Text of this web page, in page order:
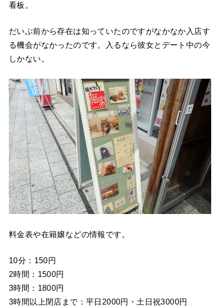
看板。
だいぶ前から存在は知っていたのですがなかなか入店す
る機会がなかったのです。入るなら彼女とデート中の今
しかない。
料金表や在籍嬢などの情報です。
10分：150円
2時間：1500円
3時間：1800円
3時間以上閉店まで：平日2000円・土日祝3000円